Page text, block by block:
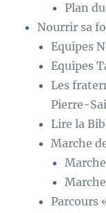
Plan
Nourrir sa
Equipes
Equipes
Les
Pierre-
Lire la
Marche
Parcours